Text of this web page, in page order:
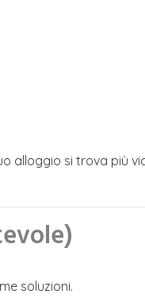
alloggio si trova più
soluzioni.